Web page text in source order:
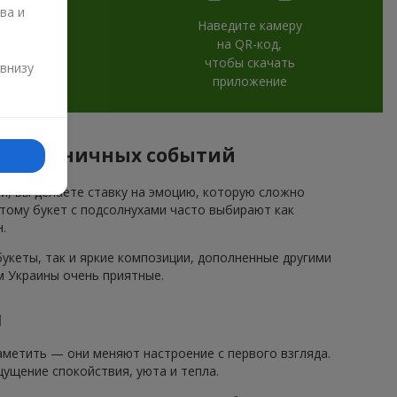
Наведите камеру
на QR-код,
чтобы скачать
приложение
событий
вы делаете ставку на эмоцию, которую сложно
букет с подсолнухами часто выбирают как
так и яркие композиции, дополненные другими
Украины очень приятные.
— они меняют настроение с первого взгляда.
спокойствия, уюта и тепла.
и